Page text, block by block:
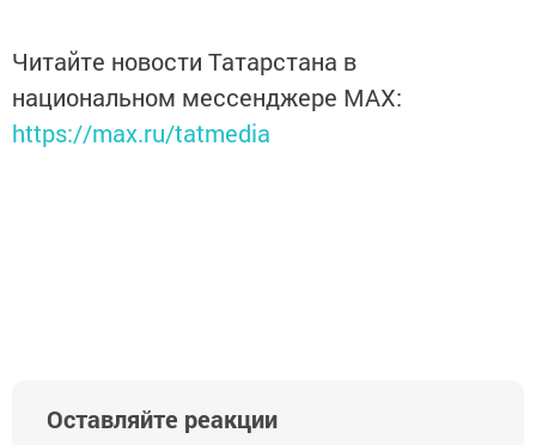
Читайте новости Татарстана в
национальном мессенджере MАХ:
https://max.ru/tatmedia
Оставляйте реакции